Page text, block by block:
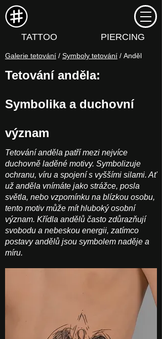
TATTOO PIERCING
Galerie tetování / Symboly tetování / Anděl
Tetování anděla:
Symbolika a duchovní
význam
Tetování anděla patří mezi nejvíce
duchovně laděné motivy. Symbolizuje
ochranu, víru a spojení s vyššími silami. Ať
už anděla vnímáte jako strážce, posla
světla, nebo vzpomínku na blízkou osobu,
tento motiv může mít hluboký osobní
význam. Křídla andělů často zdůrazňují
svobodu a nebeskou energii, zatímco
postavy andělů jsou symbolem naděje a
míru.